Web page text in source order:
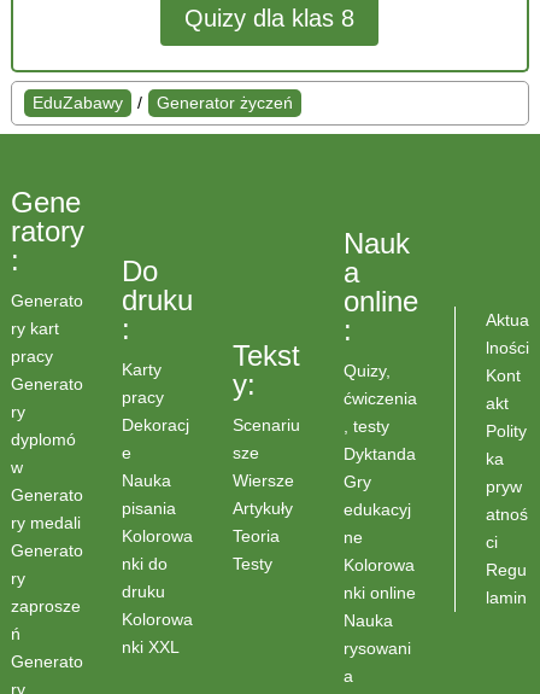
Quizy dla klas 8
EduZabawy / Generator życzeń
Gene
ratory
:
Generato
ry kart
pracy
Generato
ry
dyplomó
w
Generato
ry medali
Generato
ry
zaprosze
ń
Generato
ry
Do
druku
:
Karty
pracy
Dekoracj
e
Nauka
pisania
Kolorowa
nki do
druku
Kolorowa
nki XXL
Tekst
y:
Scenariu
sze
Wiersze
Artykuły
Teoria
Testy
Nauk
a
online
:
Quizy,
ćwiczenia
, testy
Dyktanda
Gry
edukacyj
ne
Kolorowa
nki online
Nauka
rysowani
a
Aktua
lności
Kont
akt
Polity
ka
pryw
atnoś
ci
Regu
lamin